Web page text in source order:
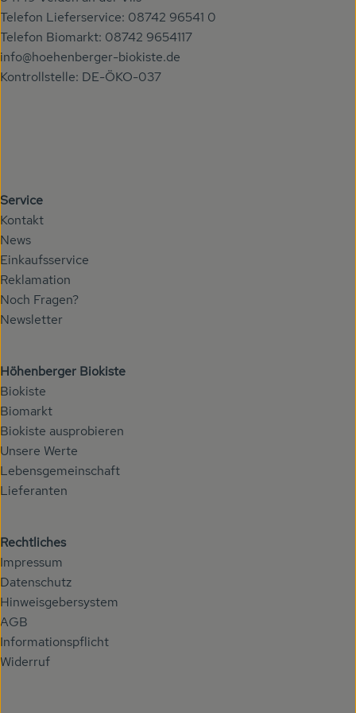
Telefon Lieferservice: 08742 96541 0
Telefon Biomarkt: 08742 9654117
info@hoehenberger-biokiste.de
Kontrollstelle: DE-ÖKO-037
Service
Kontakt
News
Einkaufsservice
Reklamation
Noch Fragen?
Newsletter
Höhenberger Biokiste
Biokiste
Biomarkt
Biokiste ausprobieren
Unsere Werte
Lebensgemeinschaft
Lieferanten
Rechtliches
Impressum
Datenschutz
Hinweisgebersystem
AGB
Informationspflicht
Widerruf